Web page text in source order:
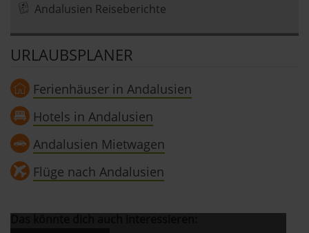
Andalusien Reiseberichte
URLAUBSPLANER
Ferienhäuser in Andalusien
Hotels in Andalusien
Andalusien Mietwagen
Flüge nach Andalusien